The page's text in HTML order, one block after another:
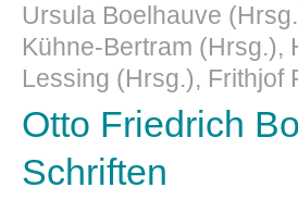
Ursula Boelhauve
Kühne-Bertram (Hrsg.),
Lessing (Hrsg.), Frithjof
Otto Friedrich
Schriften